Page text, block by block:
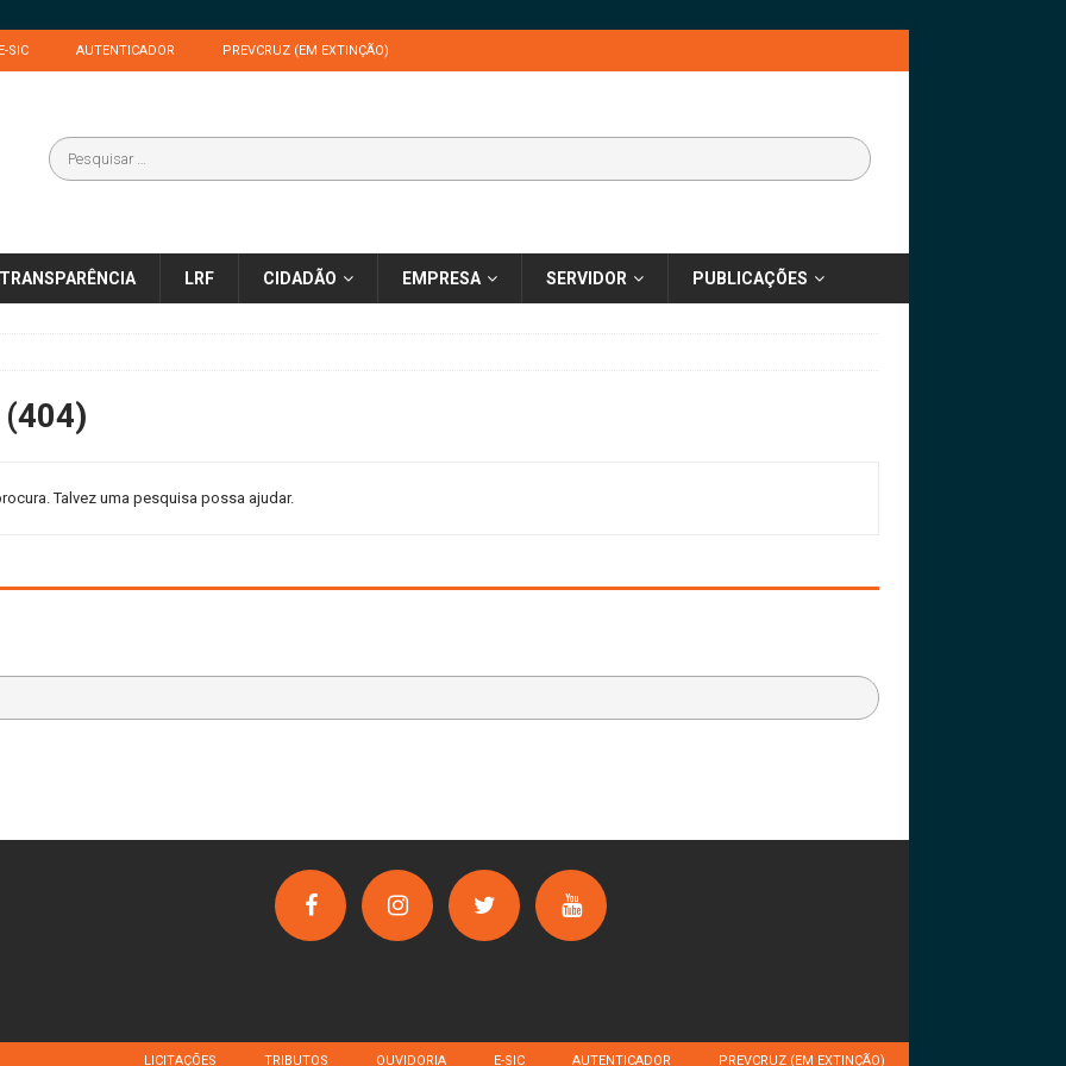
SIC AUTENTICADOR PREVCRUZ (EM EXTINÇÃO)
TRANSPARÊNCIA LRF CIDADÃO EMPRESA SERVIDOR PUBLICAÇÕES
Talvez uma pesquisa possa ajudar.
LICITAÇÕES TRIBUTOS OUVIDORIA E-SIC AUTENTICADOR PREVCRUZ (EM EXTINÇÃO)